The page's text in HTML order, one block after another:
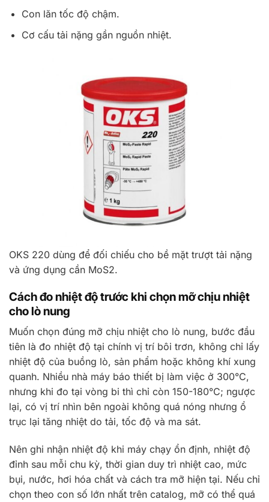
Con lăn tốc độ chậm.
Cơ cấu tải nặng gần nguồn nhiệt.
OKS 220 dùng để đối chiếu cho bề mặt trượt tải nặng
và ứng dụng cần MoS2.
Cách đo nhiệt độ trước khi chọn mỡ chịu nhiệt
cho lò nung
Muốn chọn đúng mỡ chịu nhiệt cho lò nung, bước đầu
tiên là đo nhiệt độ tại chính vị trí bôi trơn, không chỉ lấy
nhiệt độ của buồng lò, sản phẩm hoặc không khí xung
quanh. Nhiều nhà máy báo thiết bị làm việc ở 300°C,
nhưng khi đo tại vòng bi thì chỉ còn 150-180°C; ngược
lại, có vị trí nhìn bên ngoài không quá nóng nhưng ổ
trục lại tăng nhiệt do tải, tốc độ và ma sát.
Nên ghi nhận nhiệt độ khi máy chạy ổn định, nhiệt độ
đỉnh sau mỗi chu kỳ, thời gian duy trì nhiệt cao, mức
bụi, nước, hơi hóa chất và cách tra mỡ hiện tại. Nếu chỉ
chọn theo con số lớn nhất trên catalog, mỡ có thể quá